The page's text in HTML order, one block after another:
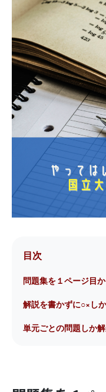
目次
問題集を１ページ目
解説を書かずに○×し
単元ごとの問題しか